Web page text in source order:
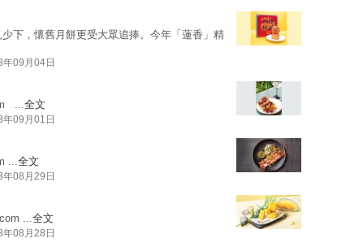
下，懷舊月餅更受大眾追捧。今年「蓮香」精
年09月04日
...全文
年09月01日
...全文
年08月29日
...全文
年08月28日